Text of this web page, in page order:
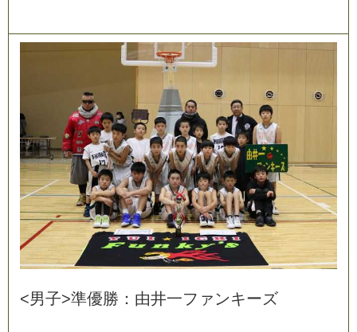
<男子>準優勝 ： 由井一フ ァンキーズ